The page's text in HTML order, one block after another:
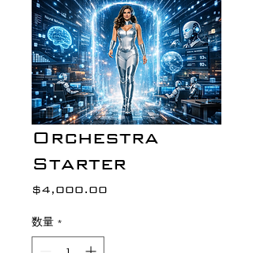
Orchestra
Starter
$4,000.00
数量 *